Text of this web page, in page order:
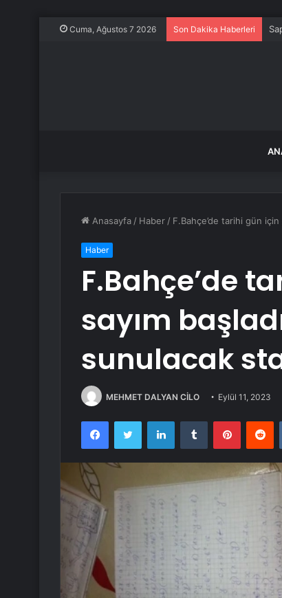
Cuma, Ağustos 7 2026 Son Dakika Haberleri
Anasayfa / Haber / F.Bahçe’de tarihi gün
Haber
F.Bahçe’de
sayım
sunulacak
MEHMET DALYAN CİLO Eylül 11, 2023
FacebookTwitter LinkedInTumblr Pinterest